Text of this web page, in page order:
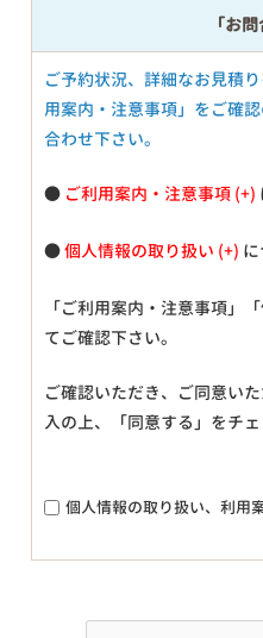
「お
ご予約状況、詳細なお見積
用案内・注意事項」をご確
合わせ下さい。
● ご利用案内・注意事項
●個人情報の取り扱い
「ご利用案内・注意事項」
てご確認下さい。
ご確認いただき、ご同意い
入の上、「同意する」をチェ
個人情報の取り扱い、利用